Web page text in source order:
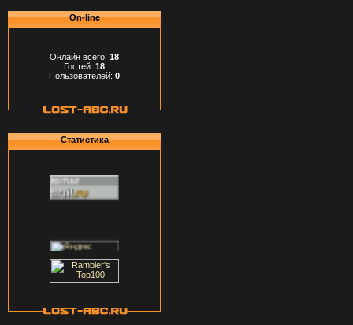
On-line
Онлайн всего: 18
Гостей: 18
Пользователей: 0
Статистика